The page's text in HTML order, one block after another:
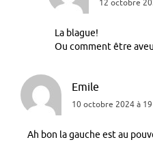
12 octobre
La blague!
Ou comment être
Emile
10 octobre 2024 à
Ah bon la gauche est au